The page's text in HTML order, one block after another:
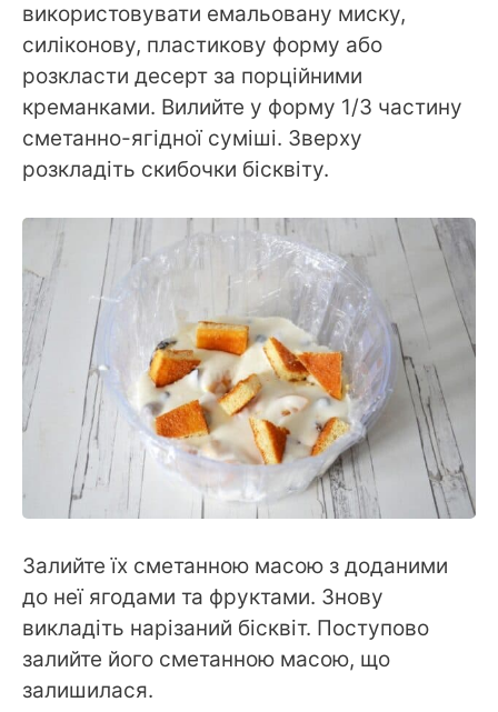
використовувати емальовану миску,
силіконову, пластикову форму або
розкласти десерт за порційними
креманками. Вилийте у форму 1/3 частину
сметанно-ягідної суміші. Зверху
розкладіть скибочки бісквіту.
Залийте їх сметанною масою з доданими
до неї ягодами та фруктами. Знову
викладіть нарізаний бісквіт. Поступово
залийте його сметанною масою, що
залишилася.